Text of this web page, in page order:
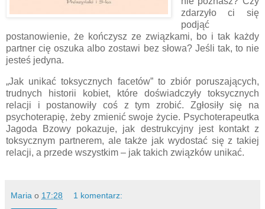
zdarzyło ci się
podjąć
postanowienie, że kończysz ze związkami, bo i tak każdy
partner cię oszuka albo zostawi bez słowa? Jeśli tak, to nie
jesteś jedyna.
„Jak unikać toksycznych facetów” to zbiór poruszających,
trudnych historii kobiet, które doświadczyły toksycznych
relacji i postanowiły coś z tym zrobić. Zgłosiły się na
psychoterapię, żeby zmienić swoje życie. Psychoterapeutka
Jagoda Bzowy pokazuje, jak destrukcyjny jest kontakt z
toksycznym partnerem, ale także jak wydostać się z takiej
relacji, a przede wszystkim – jak takich związków unikać.
Maria o 17:28 1 komentarz: